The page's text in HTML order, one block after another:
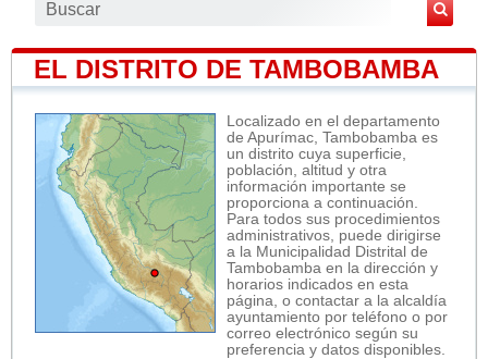
EL DISTRITO DE TAMBOBAMBA
Localizado en el departamento
de Apurímac, Tambobamba es
un distrito cuya superficie,
población, altitud y otra
información importante se
proporciona a continuación.
Para todos sus procedimientos
administrativos, puede dirigirse
a la Municipalidad Distrital de
Tambobamba en la dirección y
horarios indicados en esta
página, o contactar a la alcaldía
ayuntamiento por teléfono o por
correo electrónico según su
preferencia y datos disponibles.